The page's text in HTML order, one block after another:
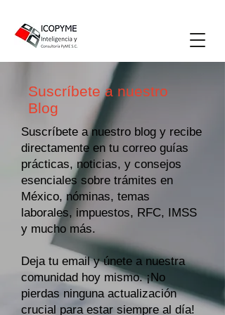
Suscríbete a nuestro
Blog
Suscríbete a nuestro blog y recibe
directamente en tu correo guías
prácticas, noticias, y consejos
esenciales sobre trámites en
México, nóminas, temas
laborales, impuestos, RFC, IMSS
y mucho más.
Deja tu email y únete a nuestra
comunidad hoy mismo. ¡No
pierdas ninguna actualización
crucial para estar siempre al día!